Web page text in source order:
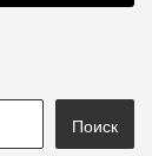
Поиск